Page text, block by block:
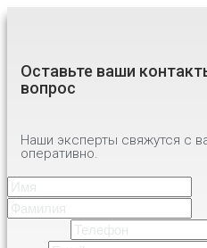
Оставьте ваши
вопрос
Наши эксперты свяжутся с
оперативно.